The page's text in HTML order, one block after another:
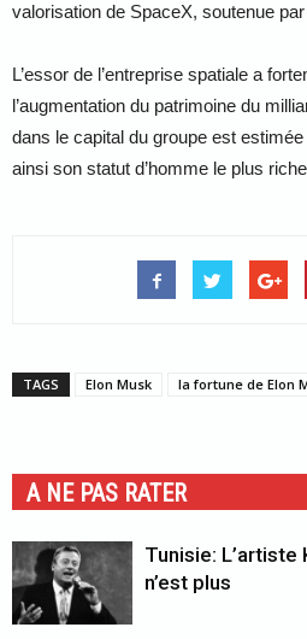
valorisation de SpaceX, soutenue
L’essor de l’entreprise spatiale a
l’augmentation du patrimoine du
dans le capital du groupe est
ainsi son statut d’homme le plus
TAGS Elon Musk la fortune de Elon
A NE PAS RATER
Tunisie: L’artiste
n’est plus